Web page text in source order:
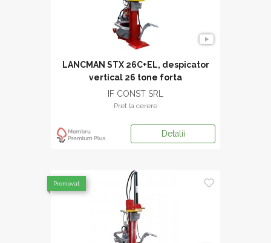
LANCMAN STX 26C+EL, despicator
vertical 26 tone forta
IF CONST SRL
Pret la cerere
Detalii
Promovat